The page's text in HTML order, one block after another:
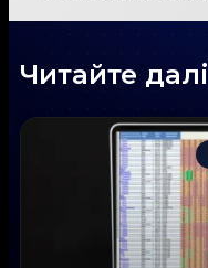
Читайте далі